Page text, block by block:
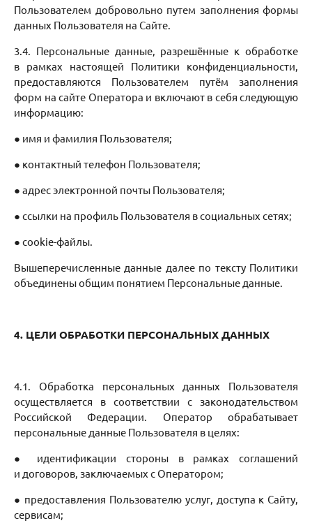
Пользователем добровольно путем заполнения формы
данных Пользователя на Сайте.
3.4. Персональные данные, разрешённые к обработке
в рамках настоящей Политики конфиденциальности,
предоставляются Пользователем путём заполнения
форм на сайте Оператора и включают в себя следующую
информацию:
● имя и фамилия Пользователя;
● контактный телефон Пользователя;
● адрес электронной почты Пользователя;
● ссылки на профиль Пользователя в социальных сетях;
● cookie-файлы.
Вышеперечисленные данные далее по тексту Политики
объединены общим понятием Персональные данные.
4. ЦЕЛИ ОБРАБОТКИ ПЕРСОНАЛЬНЫХ ДАННЫХ
4.1. Обработка персональных данных Пользователя
осуществляется в соответствии с законодательством
Российской Федерации. Оператор обрабатывает
персональные данные Пользователя в целях:
● идентификации стороны в рамках соглашений
и договоров, заключаемых с Оператором;
● предоставления Пользователю услуг, доступа к Сайту,
сервисам;